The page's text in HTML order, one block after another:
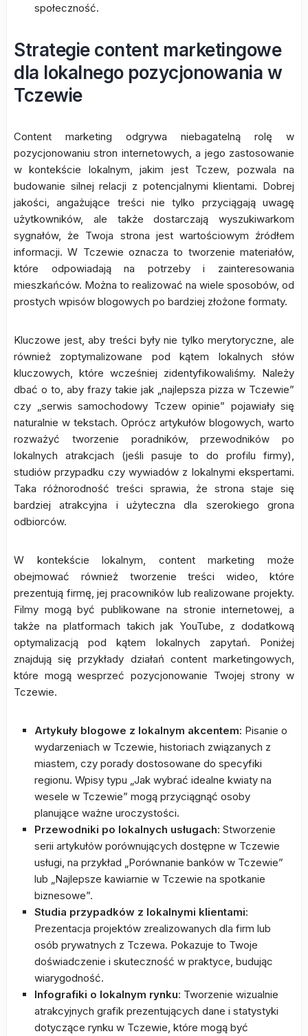
społeczność.
Strategie content marketingowe
dla lokalnego pozycjonowania w
Tczewie
Content marketing odgrywa niebagatelną rolę w
pozycjonowaniu stron internetowych, a jego zastosowanie
w kontekście lokalnym, jakim jest Tczew, pozwala na
budowanie silnej relacji z potencjalnymi klientami. Dobrej
jakości, angażujące treści nie tylko przyciągają uwagę
użytkowników, ale także dostarczają wyszukiwarkom
sygnałów, że Twoja strona jest wartościowym źródłem
informacji. W Tczewie oznacza to tworzenie materiałów,
które odpowiadają na potrzeby i zainteresowania
mieszkańców. Można to realizować na wiele sposobów, od
prostych wpisów blogowych po bardziej złożone formaty.
Kluczowe jest, aby treści były nie tylko merytoryczne, ale
również zoptymalizowane pod kątem lokalnych słów
kluczowych, które wcześniej zidentyfikowaliśmy. Należy
dbać o to, aby frazy takie jak „najlepsza pizza w Tczewie”
czy „serwis samochodowy Tczew opinie” pojawiały się
naturalnie w tekstach. Oprócz artykułów blogowych, warto
rozważyć tworzenie poradników, przewodników po
lokalnych atrakcjach (jeśli pasuje to do profilu firmy),
studiów przypadku czy wywiadów z lokalnymi ekspertami.
Taka różnorodność treści sprawia, że strona staje się
bardziej atrakcyjna i użyteczna dla szerokiego grona
odbiorców.
W kontekście lokalnym, content marketing może
obejmować również tworzenie treści wideo, które
prezentują firmę, jej pracowników lub realizowane projekty.
Filmy mogą być publikowane na stronie internetowej, a
także na platformach takich jak YouTube, z dodatkową
optymalizacją pod kątem lokalnych zapytań. Poniżej
znajdują się przykłady działań content marketingowych,
które mogą wesprzeć pozycjonowanie Twojej strony w
Tczewie.
Artykuły blogowe z lokalnym akcentem: Pisanie o
wydarzeniach w Tczewie, historiach związanych z
miastem, czy porady dostosowane do specyfiki
regionu. Wpisy typu „Jak wybrać idealne kwiaty na
wesele w Tczewie” mogą przyciągnąć osoby
planujące ważne uroczystości.
Przewodniki po lokalnych usługach: Stworzenie
serii artykułów porównujących dostępne w Tczewie
usługi, na przykład „Porównanie banków w Tczewie”
lub „Najlepsze kawiarnie w Tczewie na spotkanie
biznesowe”.
Studia przypadków z lokalnymi klientami:
Prezentacja projektów zrealizowanych dla firm lub
osób prywatnych z Tczewa. Pokazuje to Twoje
doświadczenie i skuteczność w praktyce, budując
wiarygodność.
Infografiki o lokalnym rynku: Tworzenie wizualnie
atrakcyjnych grafik prezentujących dane i statystyki
dotyczące rynku w Tczewie, które mogą być